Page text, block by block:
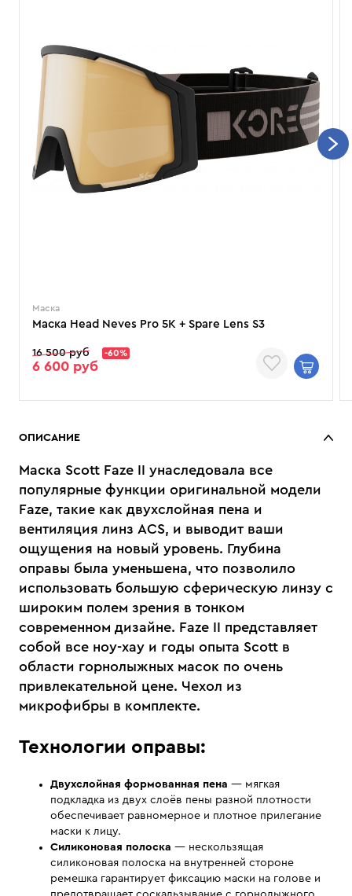
Маска
Маска Head Neves Pro 5K + Spare Lens S3
16 500 руб -60%
6 600 руб
ОПИСАНИЕ
Маска Scott Faze II унаследовала все
популярные функции оригинальной модели
Faze, такие как двухслойная пена и
вентиляция линз ACS, и выводит ваши
ощущения на новый уровень. Глубина
оправы была уменьшена, что позволило
использовать большую сферическую линзу с
широким полем зрения в тонком
современном дизайне. Faze II представляет
собой все ноу-хау и годы опыта Scott в
области горнолыжных масок по очень
привлекательной цене. Чехол из
микрофибры в комплекте.
Технологии оправы:
Двухслойная формованная пена — мягкая
подкладка из двух слоёв пены разной плотности
обеспечивает равномерное и плотное прилегание
маски к лицу.
Силиконовая полоска — нескользящая
силиконовая полоска на внутренней стороне
ремешка гарантирует фиксацию маски на голове и